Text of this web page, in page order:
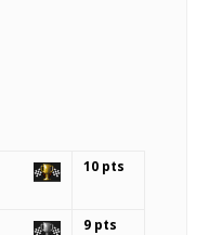
10 pts
9 pts